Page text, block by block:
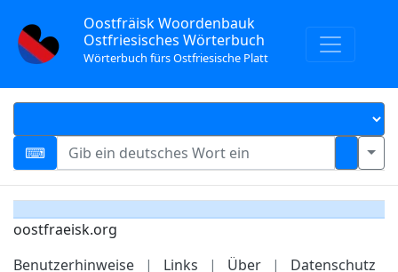
Oostfräisk Woordenbauk
Ostfriesisches Wörterbuch
Wörterbuch fürs Ostfriesische Platt
oostfraeisk.org
Benutzerhinweise
| Links | Über | Datenschutz